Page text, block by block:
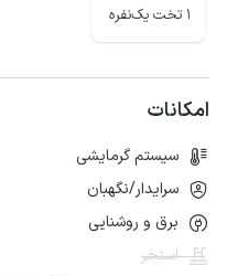
1 تخت یک‌نفره
امکانات
سیستم گرمایشی
سرایدار/نگهبان
برق و روشنایی
استخر